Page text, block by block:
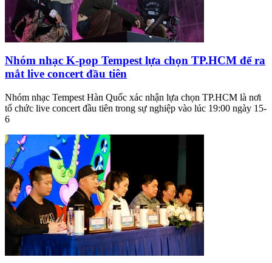
Nhóm nhạc K-pop Tempest lựa chọn TP.HCM để ra
mắt live concert đầu tiên
Nhóm nhạc Tempest Hàn Quốc xác nhận lựa chọn TP.HCM là nơi
tổ chức live concert đầu tiên trong sự nghiệp vào lúc 19:00 ngày 15-
6